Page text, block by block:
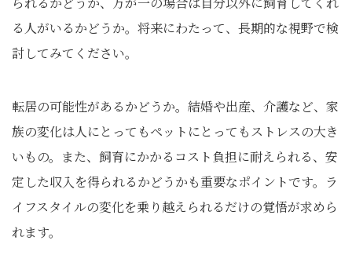
る人がいるかどうか。将来にわたって、長期的な視野で検
討してみてください。
転居の可能性があるかどうか。結婚や出産、介護など、家
族の変化は人にとってもペットにとってもストレスの大き
いもの。また、飼育にかかるコスト負担に耐えられる、安
定した収入を得られるかどうかも重要なポイントです。ラ
イフスタイルの変化を乗り越えられるだけの覚悟が求めら
れます。